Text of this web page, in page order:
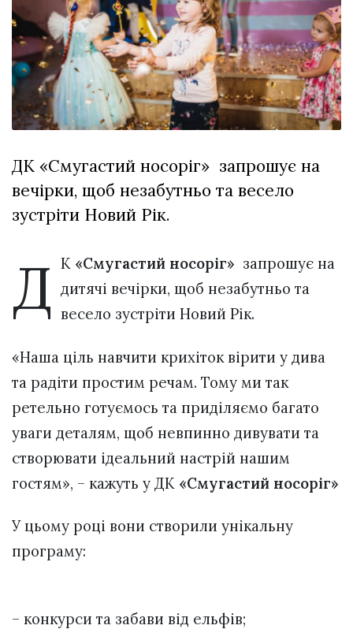
XIX
Спартакіада
VolWe...
29 Липня 2026
613 переглядів
Всі розділи
Персона
Афіша
ZONE 18+
ДК «Смугастий носоріг» запрошує на
вечірки, щоб незабутньо та весело
зустріти Новий Рік.
Д К «Смугастий носоріг» запрошує на
дитячі вечірки, щоб незабутньо та
весело зустріти Новий Рік.
«Наша ціль навчити крихіток вірити у дива
та радіти простим речам. Тому ми так
ретельно готуємось та приділяємо багато
уваги деталям, щоб невпинно дивувати та
створювати ідеальний настрій нашим
гостям», – кажуть у ДК «Смугастий носоріг»
У цьому році вони створили унікальну
програму:
– конкурси та забави від ельфів;